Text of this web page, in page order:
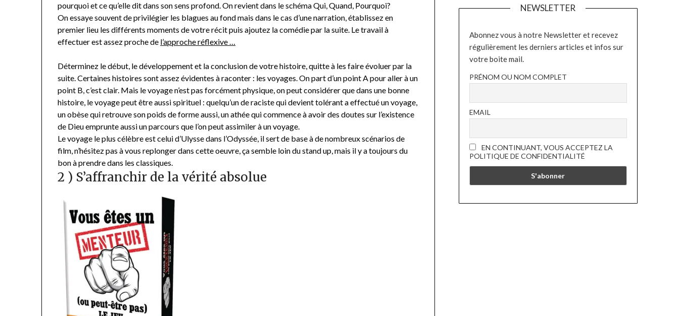
pourquoi et ce qu’elle dit dans son sens profond. On revient dans le schéma Qui, Quand, Pourquoi?
On essaye souvent de privilégier les blagues au fond mais dans le cas d’une narration, établissez en
premier lieu les différents moments de votre récit puis ajoutez la comédie par la suite. Le travail à
effectuer est assez proche de l’approche réflexive …
Déterminez le début, le développement et la conclusion de votre histoire, quitte à les faire évoluer par la
suite. Certaines histoires sont assez évidentes à raconter : les voyages. On part d’un point A pour aller à un
point B, c’est clair. Mais le voyage n’est pas forcément physique, on peut considérer que dans une bonne
histoire, le voyage peut être aussi spirituel : quelqu’un de raciste qui devient tolérant a effectué un voyage,
un obèse qui retrouve son poids de forme aussi, un athée qui commence à avoir des doutes sur l’existence
de Dieu emprunte aussi un parcours que l’on peut assimiler à un voyage.
Le voyage le plus célèbre est celui d’Ulysse dans l’Odyssée, il sert de base à de nombreux scénarios de
film, n’hésitez pas à vous replonger dans cette oeuvre, ça semble loin du stand up, mais il y a toujours du
bon à prendre dans les classiques.
2 ) S’affranchir de la vérité absolue
NEWSLETTER
Abonnez vous à notre Newsletter et recevez
régulièrement les derniers articles et infos sur
votre boite mail.
PRÉNOM OU NOM COMPLET
EMAIL
EN CONTINUANT, VOUS ACCEPTEZ LA
POLITIQUE DE CONFIDENTIALITÉ